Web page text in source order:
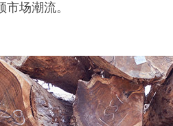
市场潮流。